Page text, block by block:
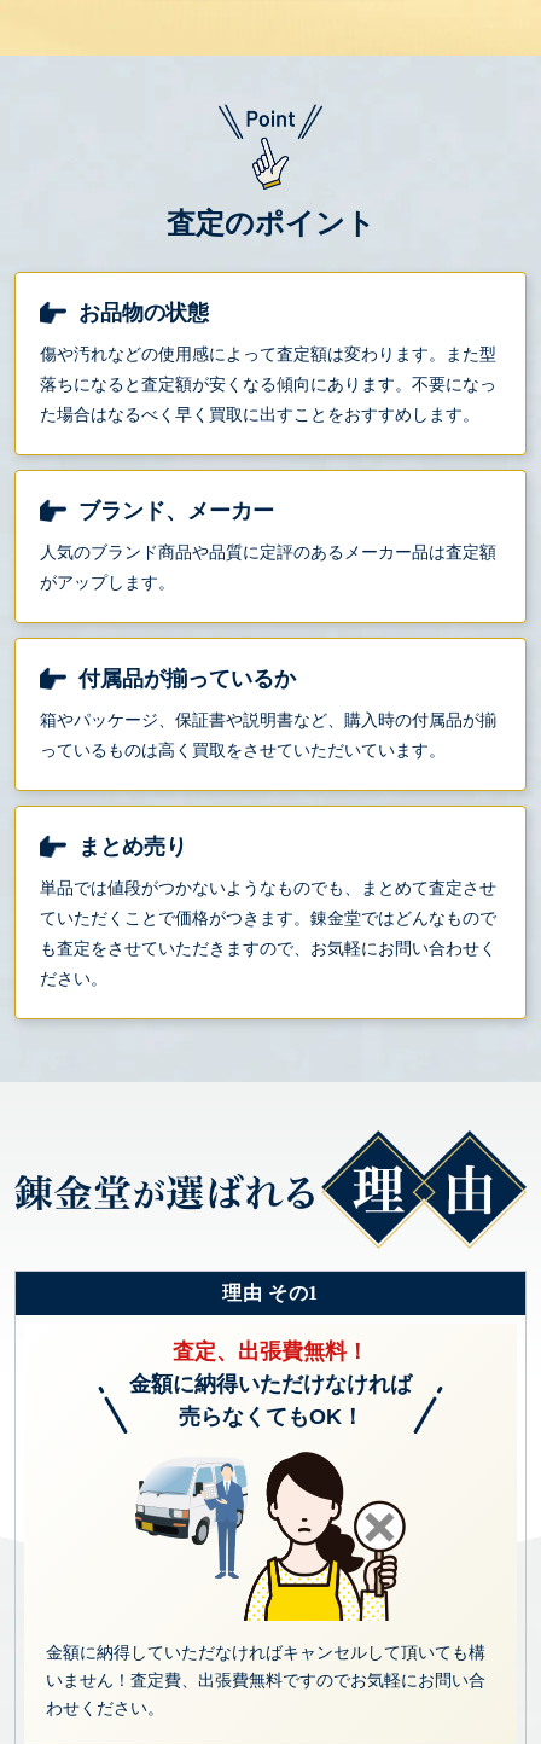
査定のポイント
お品物の状態
傷や汚れなどの使用感によって査定額は変わります。また型
落ちになると査定額が安くなる傾向にあります。不要になっ
た場合はなるべく早く買取に出すことをおすすめします。
ブランド、メーカー
人気のブランド商品や品質に定評のあるメーカー品は査定額
がアップします。
付属品が揃っているか
箱やパッケージ、保証書や説明書など、購入時の付属品が揃
っているものは高く買取をさせていただいています。
まとめ売り
単品では値段がつかないようなものでも、まとめて査定させ
ていただくことで価格がつきます。錬金堂ではどんなもので
も査定をさせていただきますので、お気軽にお問い合わせく
ださい。
理由 その1
査定、出張費無料！
金額に納得いただけなければ
売らなくてもOK！
金額に納得していただなければキャンセルして頂いても構
いません！査定費、出張費無料ですのでお気軽にお問い合
わせください。